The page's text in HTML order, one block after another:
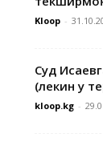
Kloop -
Суд
(лекин у
kloop.kg -